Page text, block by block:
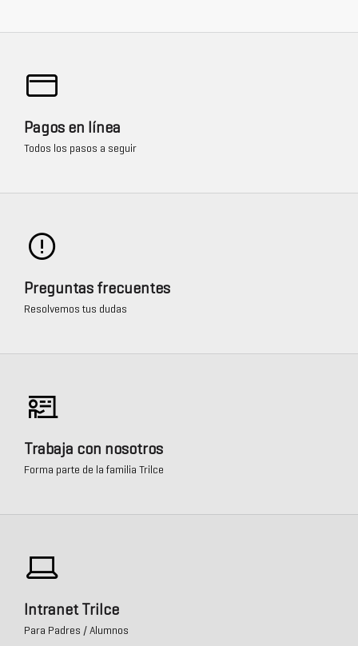
Pagos en línea
Todos los pasos a seguir
Preguntas frecuentes
Resolvemos tus dudas
Trabaja con nosotros
Forma parte de la familia Trilce
Intranet Trilce
Para Padres / Alumnos